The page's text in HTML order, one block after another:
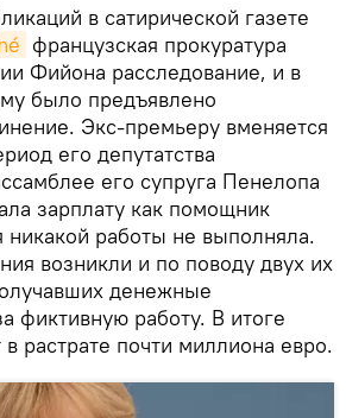
в сатирической газете
французская прокуратура
Фийона расследование, и в
было предъявлено
Экс-премьеру вменяется
его депутатства
его супруга Пенелопа
зарплату как помощник
никакой работы не выполняла.
возникли и по поводу двух их
денежные
фиктивную работу. В итоге
растрате почти миллиона евро.